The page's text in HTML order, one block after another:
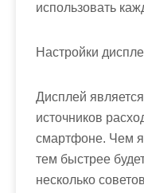
использовать
Настройки
Дисплей
источников
смартфоне. Чем
тем быстрее
несколько